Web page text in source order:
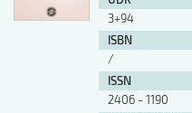
3+94
ISBN
/
ISSN
2406 - 1190